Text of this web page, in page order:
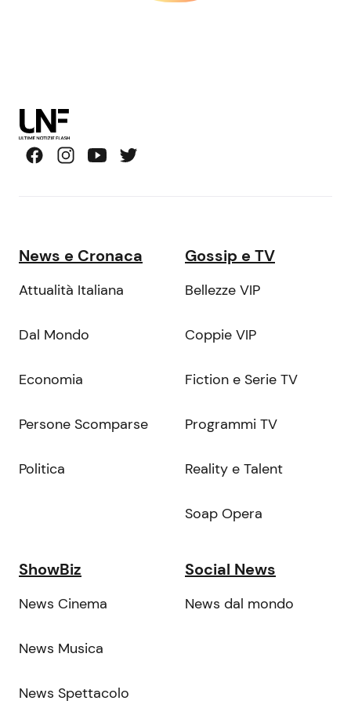
News e Cronaca
Attualità Italiana
Dal Mondo
Economia
Persone Scomparse
Politica
Gossip e TV
Bellezze VIP
Coppie VIP
Fiction e Serie TV
Programmi TV
Reality e Talent
Soap Opera
ShowBiz
News Cinema
News Musica
News Spettacolo
Social News
News dal mondo